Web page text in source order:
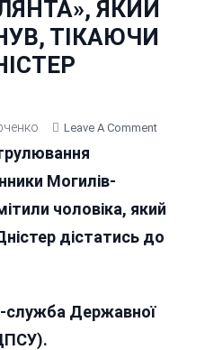
ЯКИЙ
ТІКАЮЧИ
Leave A CommentOn
Могилів-
чоловіка, який
дістатись до
служба Державної